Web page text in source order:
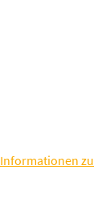
Informationen zu